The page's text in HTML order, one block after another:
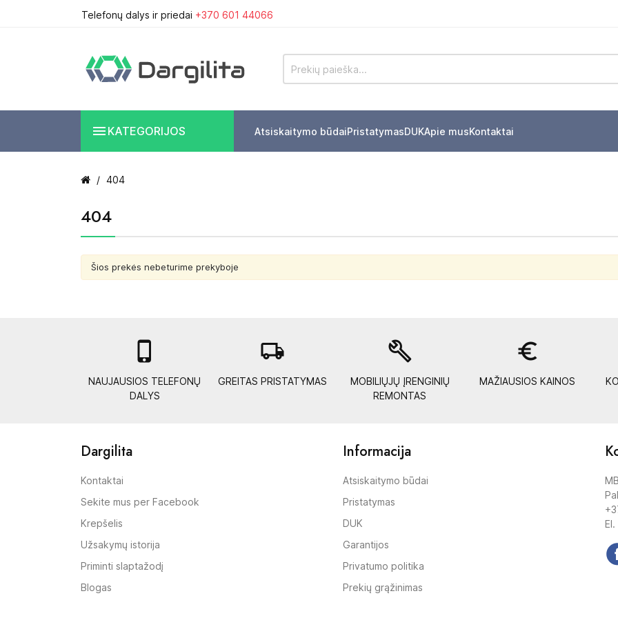
Telefonų dalys ir priedai +370 601 44066
 KATEGORIJOS Atsiskaitymo būdaiPristatymasDUKApie musKontaktai
404
404
Šios prekės nebeturime prekyboje

NAUJAUSIOS TELEFONŲ
DALYS
local_shipping
GREITAS PRISTATYMAS
build
MOBILIŲJŲ ĮRENGINIŲ
REMONTAS
euro_symbol
MAŽIAUSIOS KAINOS
Dargilita
Kontaktai
Sekite mus per Facebook
Krepšelis
Užsakymų istorija
Priminti slaptažodį
Blogas
Informacija
Atsiskaitymo būdai
Pristatymas
DUK
Garantijos
Privatumo politika
Prekių grąžinimas